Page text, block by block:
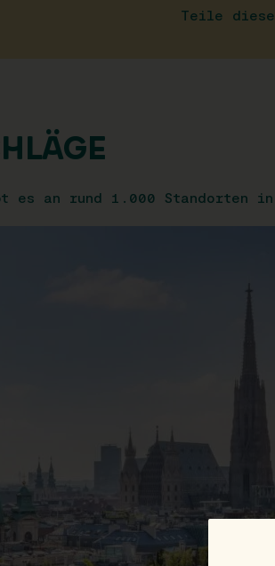
Teile
es an rund 1.000 Standorten